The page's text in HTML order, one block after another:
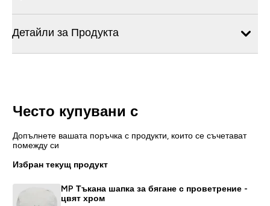
Детайли за Продукта
Често купувани с
Допълнете вашата поръчка с продукти, които се съчетават
помежду си
Избран текущ продукт
MP Тъкана шапка за бягане с проветрение -
цвят хром